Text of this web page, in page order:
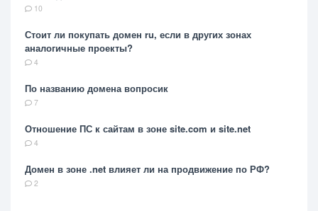
10
Стоит ли покупать домен ru, если в других зонах
аналогичные проекты?
4
По названию домена вопросик
7
Отношение ПС к сайтам в зоне site.com и site.net
4
Домен в зоне .net влияет ли на продвижение по РФ?
2